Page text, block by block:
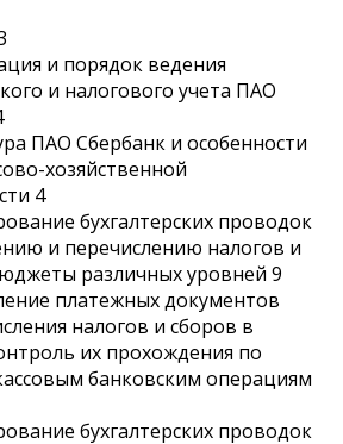
и порядок ведения
и налогового учета ПАО
ПАО Сбербанк и особенности
хозяйственной
4
бухгалтерских проводок
и перечислению налогов и
различных уровней 9
платежных документов
налогов и сборов в
их прохождения по
банковским операциям
бухгалтерских проводок